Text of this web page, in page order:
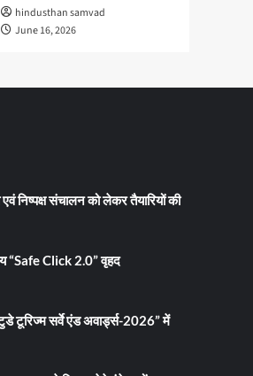
hindusthan samvad
June 16, 2026
निष्पक्ष संचालन को लेकर तैयारियों की
“Safe Click 2.0” वृहद
टूरिज्म सर्वे एंड अवार्ड्स-2026” में